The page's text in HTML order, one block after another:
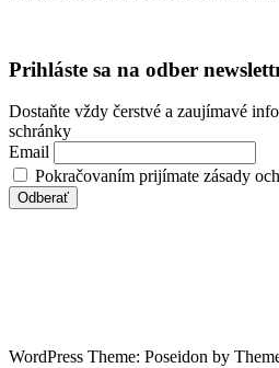
Prihláste sa na odber
Dostaňte vždy čerstvé a zaujímavé
schránky
Email
Pokračovaním prijímate zásady
WordPress Theme: Poseidon by